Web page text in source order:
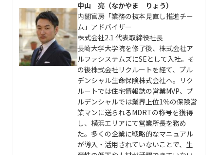
中山 亮（なかやま りょう）
内閣官房「業務の抜本見直し推進チー
ム」アドバイザー
株式会社2.1 代表取締役社長
長崎大学大学院を修了後、株式会社ア
ルファシステムズにSEとして入社。そ
の後株式会社リクルートを経て、プル
デンシャル生命保険株式会社へ。リク
ルートでは住宅情報誌の営業MVP、プ
ルデンシャルでは業界上位1％の保険営
業マンに送られるMDRTの称号を獲得
し、横浜エリアにて営業所長を務め
た。多くの企業に戦略的なマニュアル
が導入・活用されていないことで、生